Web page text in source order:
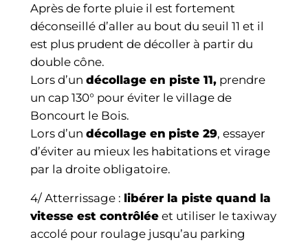
Après de forte pluie il est fortement
déconseillé d’aller au bout du seuil 11 et il
est plus prudent de décoller à partir du
double cône.
Lors d’un décollage en piste 11,prendre
un cap 130° pour éviter le village de
Boncourt le Bois.
Lors d’un décollage en piste 29, essayer
d’éviter au mieux les habitations et virage
par la droite obligatoire.
4/ Atterrissage : libérer la piste quand la
vitesse est contrôléeet utiliser le taxiway
accolé pour roulage jusqu’au parking